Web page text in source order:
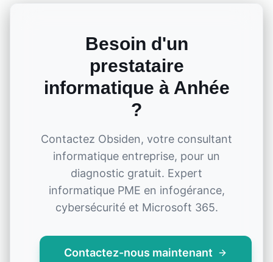
Besoin d'un
prestataire
informatique à Anhée
?
Contactez Obsiden, votre consultant
informatique entreprise, pour un
diagnostic gratuit. Expert
informatique PME en infogérance,
cybersécurité et Microsoft 365.
Contactez-nous maintenant